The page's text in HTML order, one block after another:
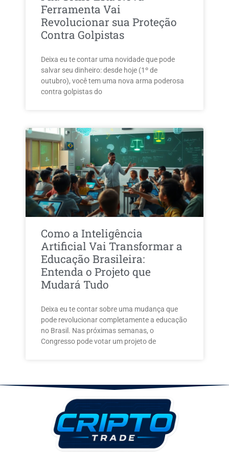
Ferramenta Vai
Revolucionar sua Proteção
Contra Golpistas
Deixa eu te contar uma novidade que pode
salvar seu dinheiro: desde hoje (1º de
outubro), você tem uma nova arma poderosa
contra golpistas do
Como a Inteligência
Artificial Vai Transformar a
Educação Brasileira:
Entenda o Projeto que
Mudará Tudo
Deixa eu te contar sobre uma mudança que
pode revolucionar completamente a educação
no Brasil. Nas próximas semanas, o
Congresso pode votar um projeto de